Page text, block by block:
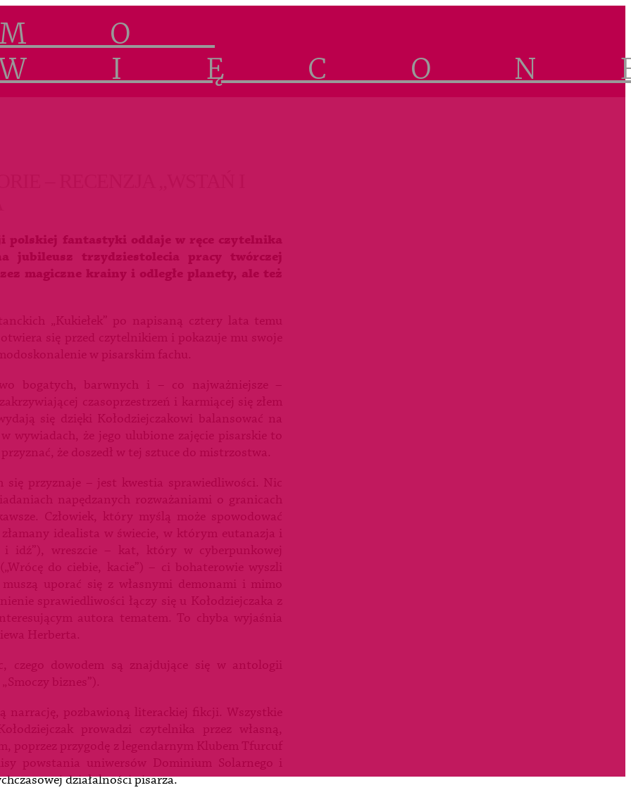
– RECENZJA „WSTAŃ I
polskiej fantastyki oddaje w ręce czytelnika
jubileusz trzydziestolecia pracy twórczej
magiczne krainy i odległe planety, ale też
„Kukiełek” po napisaną cztery lata temu
się przed czytelnikiem i pokazuje mu swoje
w pisarskim fachu.
bogatych, barwnych i – co najważniejsze –
czasoprzestrzeń i karmiącej się złem
się dzięki Kołodziejczakowi balansować na
wywiadach, że jego ulubione zajęcie pisarskie to
że doszedł w tej sztuce do mistrzostwa.
przyznaje – jest kwestia sprawiedliwości. Nic
napędzanych rozważaniami o granicach
Człowiek, który myślą może spowodować
idealista w świecie, w którym eutanazja i
idź”), wreszcie – kat, który w cyberpunkowej
do ciebie, kacie”) – ci bohaterowie wyszli
uporać się z własnymi demonami i mimo
sprawiedliwości łączy się u Kołodziejczaka z
autora tematem. To chyba wyjaśnia
Herberta.
czego dowodem są znajdujące się w antologii
biznes”).
pozbawioną literackiej fikcji. Wszystkie
prowadzi czytelnika przez własną,
poprzez przygodę z legendarnym Klubem Tfurcuf
powstania uniwersów Dominium Solarnego i
działalności pisarza.